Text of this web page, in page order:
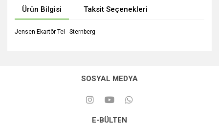
Ürün Bilgisi Taksit Seçenekleri
Jensen Ekartör Tel - Sternberg
SOSYAL MEDYA
E-BÜLTEN